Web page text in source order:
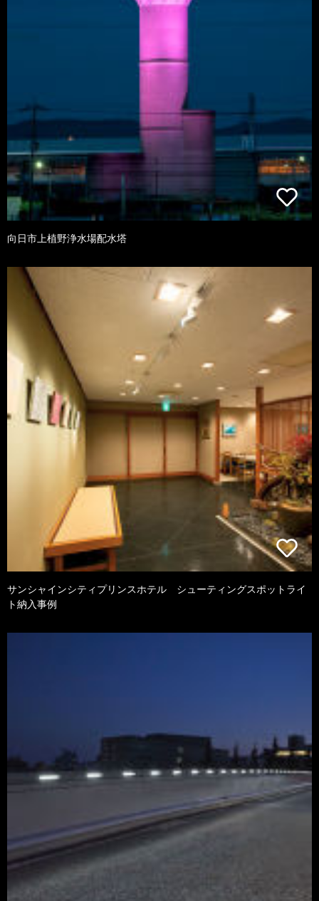
向日市上植野浄水場配水塔
サンシャインシティプリンスホテル シューティングスポットライ
ト納入事例